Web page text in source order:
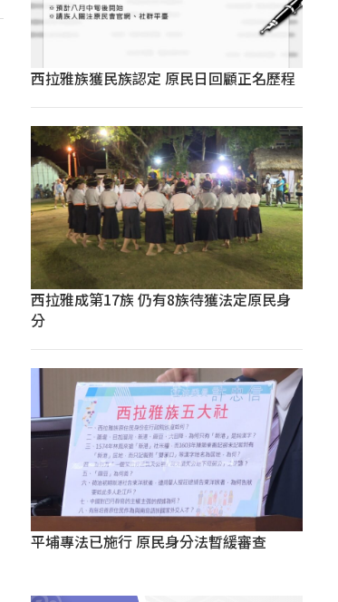
西拉雅族獲民族認定 原民日回顧正名歷程
西拉雅成第17族 仍有8族待獲法定原民身
分
平埔專法已施行 原民身分法暫緩審查